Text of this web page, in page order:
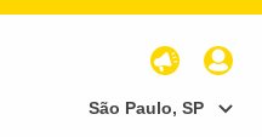
São Paulo, SP